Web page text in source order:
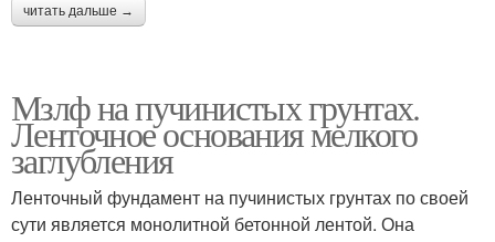
читать дальше →
Мзлф на пучинистых грунтах.
Ленточное основания мелкого
заглубления
Ленточный фундамент на пучинистых грунтах по своей
сути является монолитной бетонной лентой. Она